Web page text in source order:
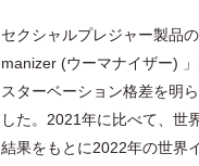
セクシャルプレジャー製品
manizer (ウーマナイザー)
スターベーション格差を明
した。2021年に比べて、世
結果をもとに2022年の世界